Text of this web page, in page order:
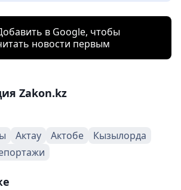
в Google, чтобы
новости первым
Zakon.kz
Актау Актобе
Кызылорда